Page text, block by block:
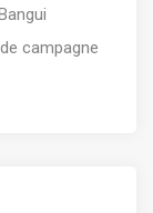
campagne